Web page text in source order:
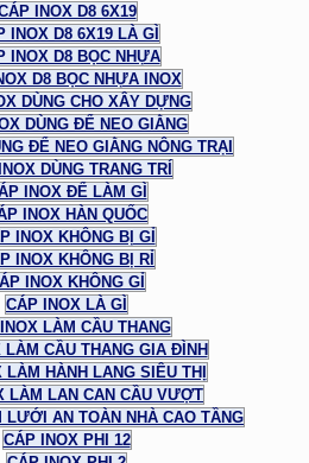
INOX D8 6X19
INOX D8 6X19 LÀ GÌ
INOX D8 BỌC NHỰA
D8 BỌC NHỰA INOX
DÙNG CHO XÂY DỰNG
DÙNG ĐỂ NEO GIẰNG
ĐỂ NEO GIẰNG NÔNG TRẠI
DÙNG TRANG TRÍ
INOX ĐỂ LÀM GÌ
INOX HÀN QUỐC
INOX KHÔNG BỊ GỈ
INOX KHÔNG BỊ RỈ
INOX KHÔNG GỈ
CÁP INOX LÀ GÌ
LÀM CẦU THANG
LÀM CẦU THANG GIA ĐÌNH
LÀM HÀNH LANG SIÊU THỊ
LÀM LAN CAN CẦU VƯỢT
LƯỚI AN TOÀN NHÀ CAO TẦNG
CÁP INOX PHI 12